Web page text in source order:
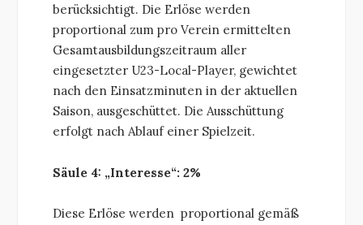
berücksichtigt. Die Erlöse werden
proportional zum pro Verein ermittelten
Gesamtausbildungszeitraum aller
eingesetzter U23-Local-Player, gewichtet
nach den Einsatzminuten in der aktuellen
Saison, ausgeschüttet. Die Ausschüttung
erfolgt nach Ablauf einer Spielzeit.
Säule 4: „Interesse“: 2%
Diese Erlöse werden proportional gemäß